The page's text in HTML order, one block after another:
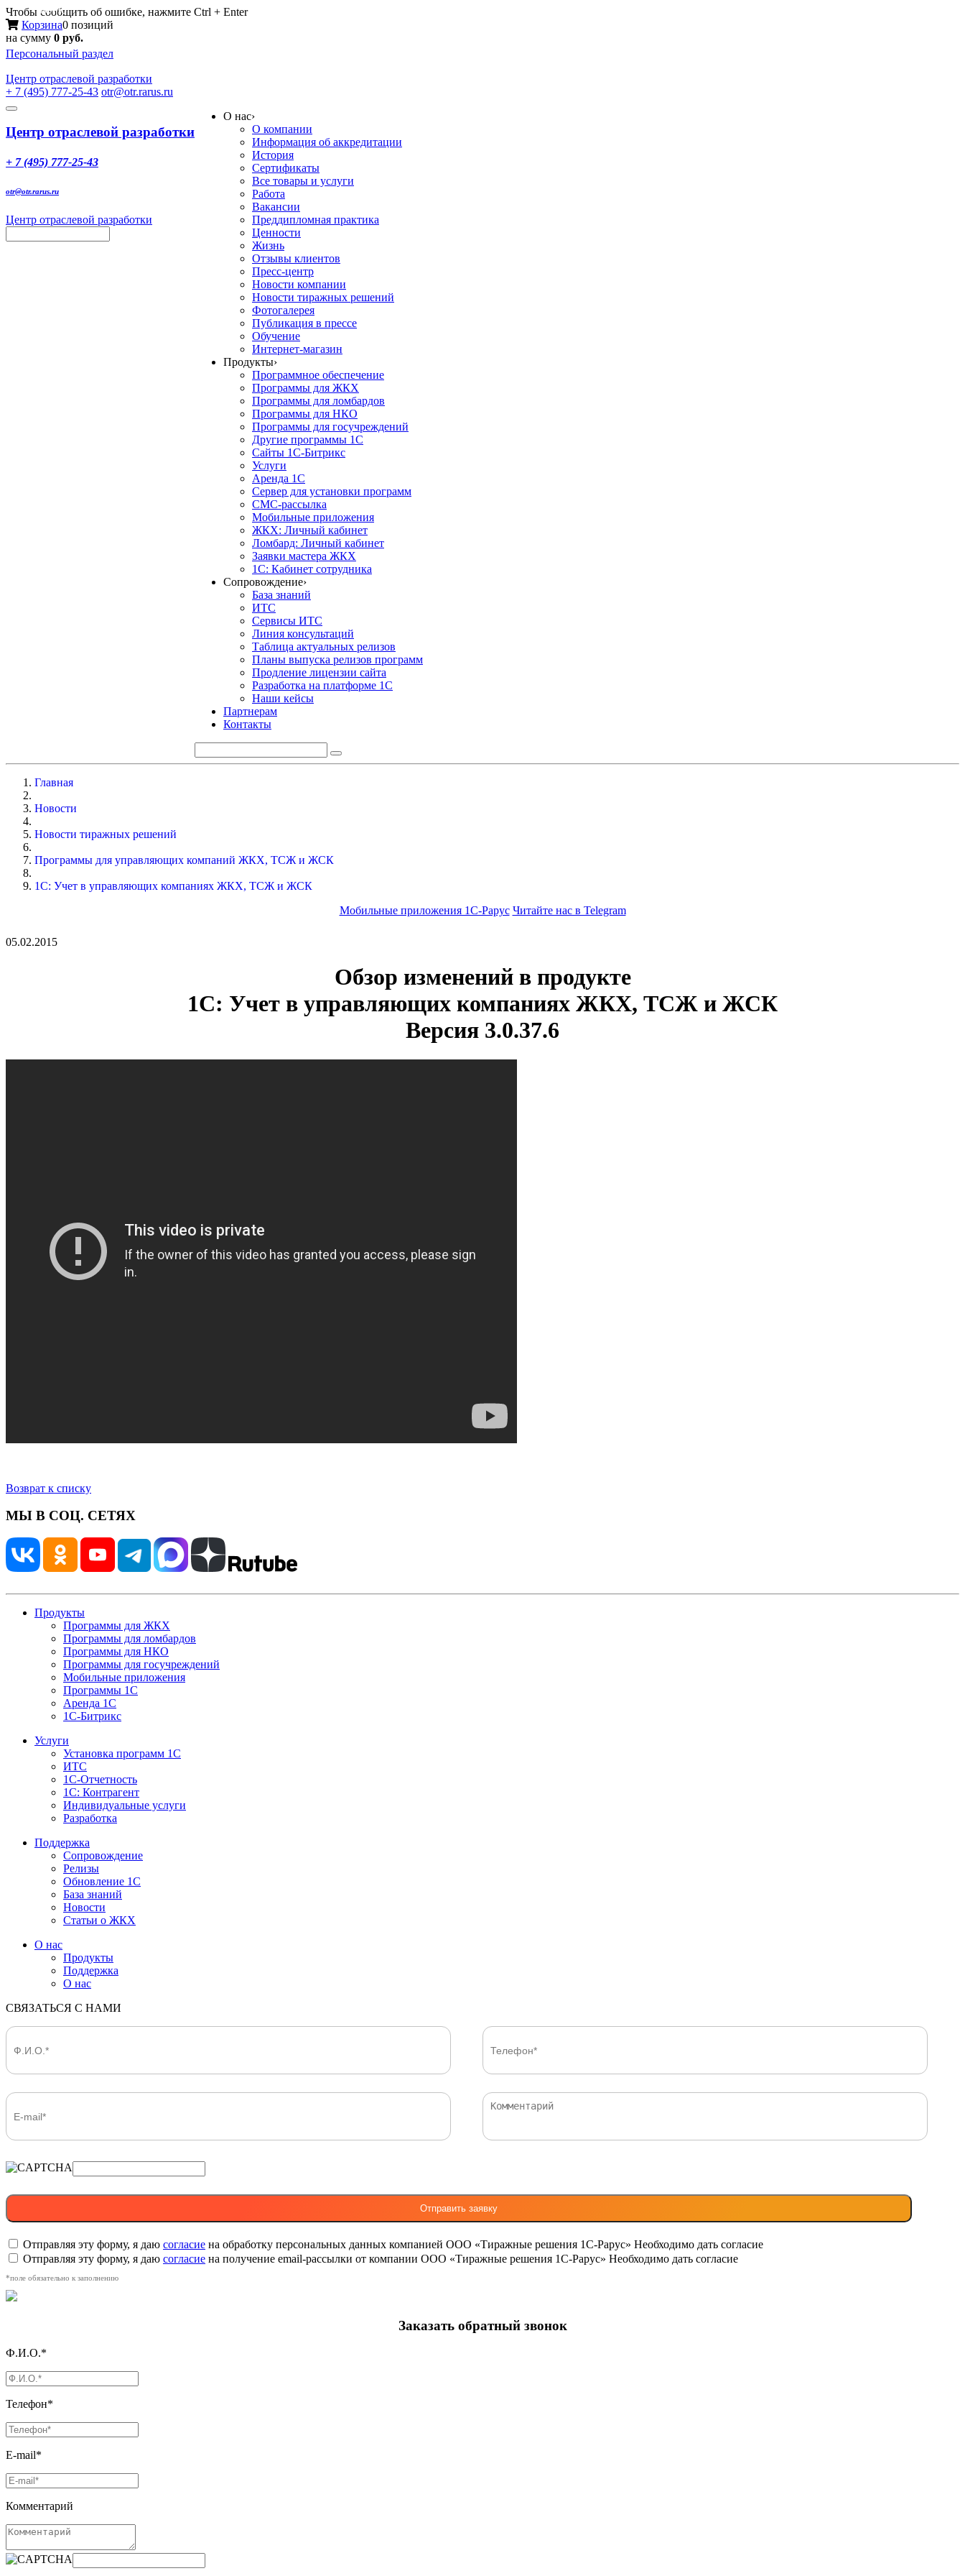
Чтобы сообщить об ошибке, нажмите Ctrl + Enter
Корзина0 позиций
на сумму 0 руб.
Персональный раздел
Центр отраслевой разработки
+ 7 (495) 777-25-43 otr@otr.rarus.ru
Toggle
Меню
Центр отраслевой разработки
+ 7 (495) 777-25-43
otr@otr.rarus.ru
Центр отраслевой разработки
О нас›
О компании
Информация об аккредитации
История
Сертификаты
Все товары и услуги
Работа
Вакансии
Преддипломная практика
Ценности
Жизнь
Отзывы клиентов
Пресс-центр
Новости компании
Новости тиражных решений
Фотогалерея
Публикация в прессе
Обучение
Интернет-магазин
Продукты›
Программное обеспечение
Программы для ЖКХ
Программы для ломбардов
Программы для НКО
Программы для госучреждений
Другие программы 1С
Сайты 1С-Битрикс
Услуги
Аренда 1С
Сервер для установки программ
СМС-рассылка
Мобильные приложения
ЖКХ: Личный кабинет
Ломбард: Личный кабинет
Заявки мастера ЖКХ
1С: Кабинет сотрудника
Сопровождение›
База знаний
ИТС
Сервисы ИТС
Линия консультаций
Таблица актуальных релизов
Планы выпуска релизов программ
Продление лицензии сайта
Разработка на платформе 1С
Наши кейсы
Партнерам
Контакты
Главная
Новости
Новости тиражных решений
Программы для управляющих компаний ЖКХ, ТСЖ и ЖСК
1С: Учет в управляющих компаниях ЖКХ, ТСЖ и ЖСК
Мобильные приложения 1С-Рарус Читайте нас в Telegram
05.02.2015
Обзор изменений в продукте
1С: Учет в управляющих компаниях ЖКХ, ТСЖ и ЖСК
Версия 3.0.37.6
Возврат к списку
МЫ В СОЦ. СЕТЯХ
Продукты
Программы для ЖКХ
Программы для ломбардов
Программы для НКО
Программы для госучреждений
Мобильные приложения
Программы 1С
Аренда 1С
1С-Битрикс
Услуги
Установка программ 1С
ИТС
1С-Отчетность
1С: Контрагент
Индивидуальные услуги
Разработка
Поддержка
Сопровождение
Релизы
Обновление 1С
База знаний
Новости
Статьи о ЖКХ
О нас
Продукты
Поддержка
О нас
СВЯЗАТЬСЯ С НАМИ
Отправляя эту форму, я даю согласие на обработку персональных данных компанией ООО «Тиражные решения 1С-Рарус» Необходимо дать согласие
Отправляя эту форму, я даю согласие на получение email-рассылки от компании ООО «Тиражные решения 1С-Рарус» Необходимо дать согласие
*поле обязательно к заполнению
Заказать обратный звонок
Ф.И.О.*
Телефон*
E-mail*
Комментарий